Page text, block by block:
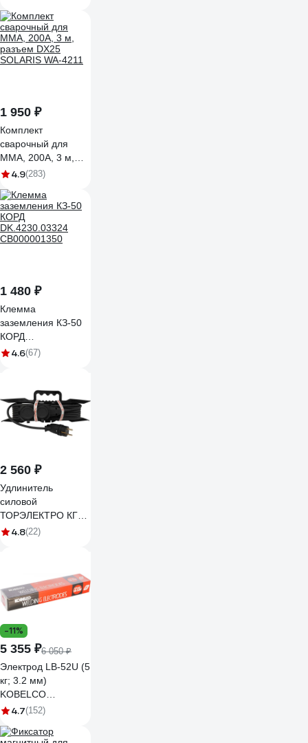
1 950 ₽
Комплект
сварочный для
MMA, 200А, 3 м,
разъем DX25
4.9(283)
1 480 ₽
Клемма
заземления КЗ-50
КОРД
DK.4230.03324
4.6(67)
2 560 ₽
Удлинитель
силовой
ТОРЭЛЕКТРО КГтп
ХЛ 3х2,5, ГОСТ, на
4.8(22)
-11%
5 355 ₽6 050 ₽
Электрод LB-52U (5
кг; 3.2 мм)
KOBELCO
СВ000000666
4.7(152)